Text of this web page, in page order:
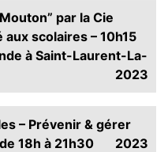
par la Cie
scolaires – 10h15
à Saint-Laurent-La-
2023
– Prévenir & gérer
18h à 21h30
2023